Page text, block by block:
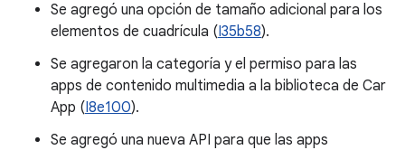
Se agregó una opción de tamaño adicional para los
elementos de cuadrícula (I35b58).
Se agregaron la categoría y el permiso para las
apps de contenido multimedia a la biblioteca de Car
App (I8e100).
Se agregó una nueva API para que las apps